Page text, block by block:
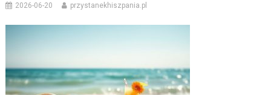
2026-06-20 przystanekhiszpania.pl